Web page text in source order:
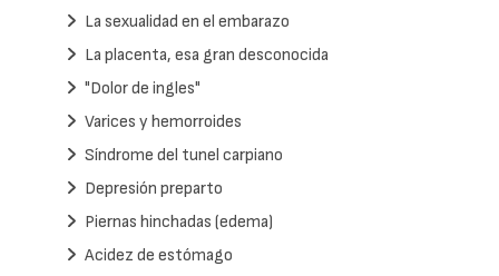
La sexualidad en el embarazo
La placenta, esa gran desconocida
"Dolor de ingles"
Varices y hemorroides
Síndrome del tunel carpiano
Depresión preparto
Piernas hinchadas (edema)
Acidez de estómago